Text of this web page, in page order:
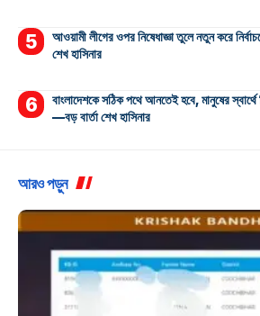
আওয়ামী লীগের ওপর নিষেধাজ্ঞা তুলে নতুন করে
শেখ হাসিনার
বাংলাদেশকে সঠিক পথে আনতেই হবে, মানুষের স্বার্থে
—বড় বার্তা শেখ হাসিনার
আরও পড়ুন